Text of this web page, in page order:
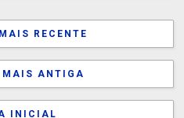
RECENTE
MAIS ANTIGA
INICIAL